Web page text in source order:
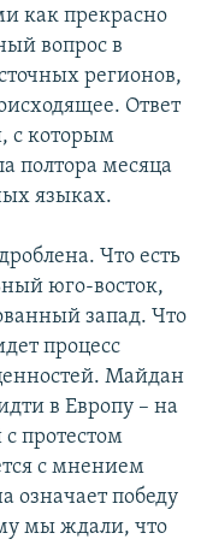
как прекрасно
вопрос в
регионов,
Ответ
с которым
полтора месяца
языках.
Что есть
юго-восток,
запад. Что
процесс
Майдан
в Европу – на
протестом
с мнением
означает победу
мы ждали, что